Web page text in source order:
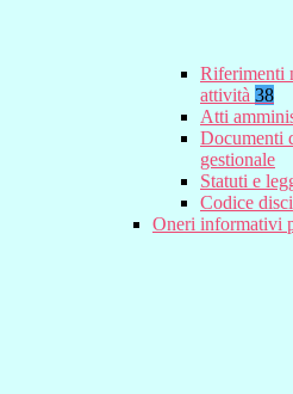
Riferimenti
attività 38
Atti
Documenti
gestionale
Statuti e
Codice
Oneri informativi